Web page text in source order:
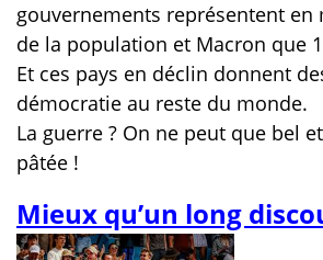
gouvernements représentent en
de la population et Macron que
Et ces pays en déclin donnent
démocratie au reste du monde.
La guerre ? On ne peut que bel
pâtée !
Mieux qu’un long